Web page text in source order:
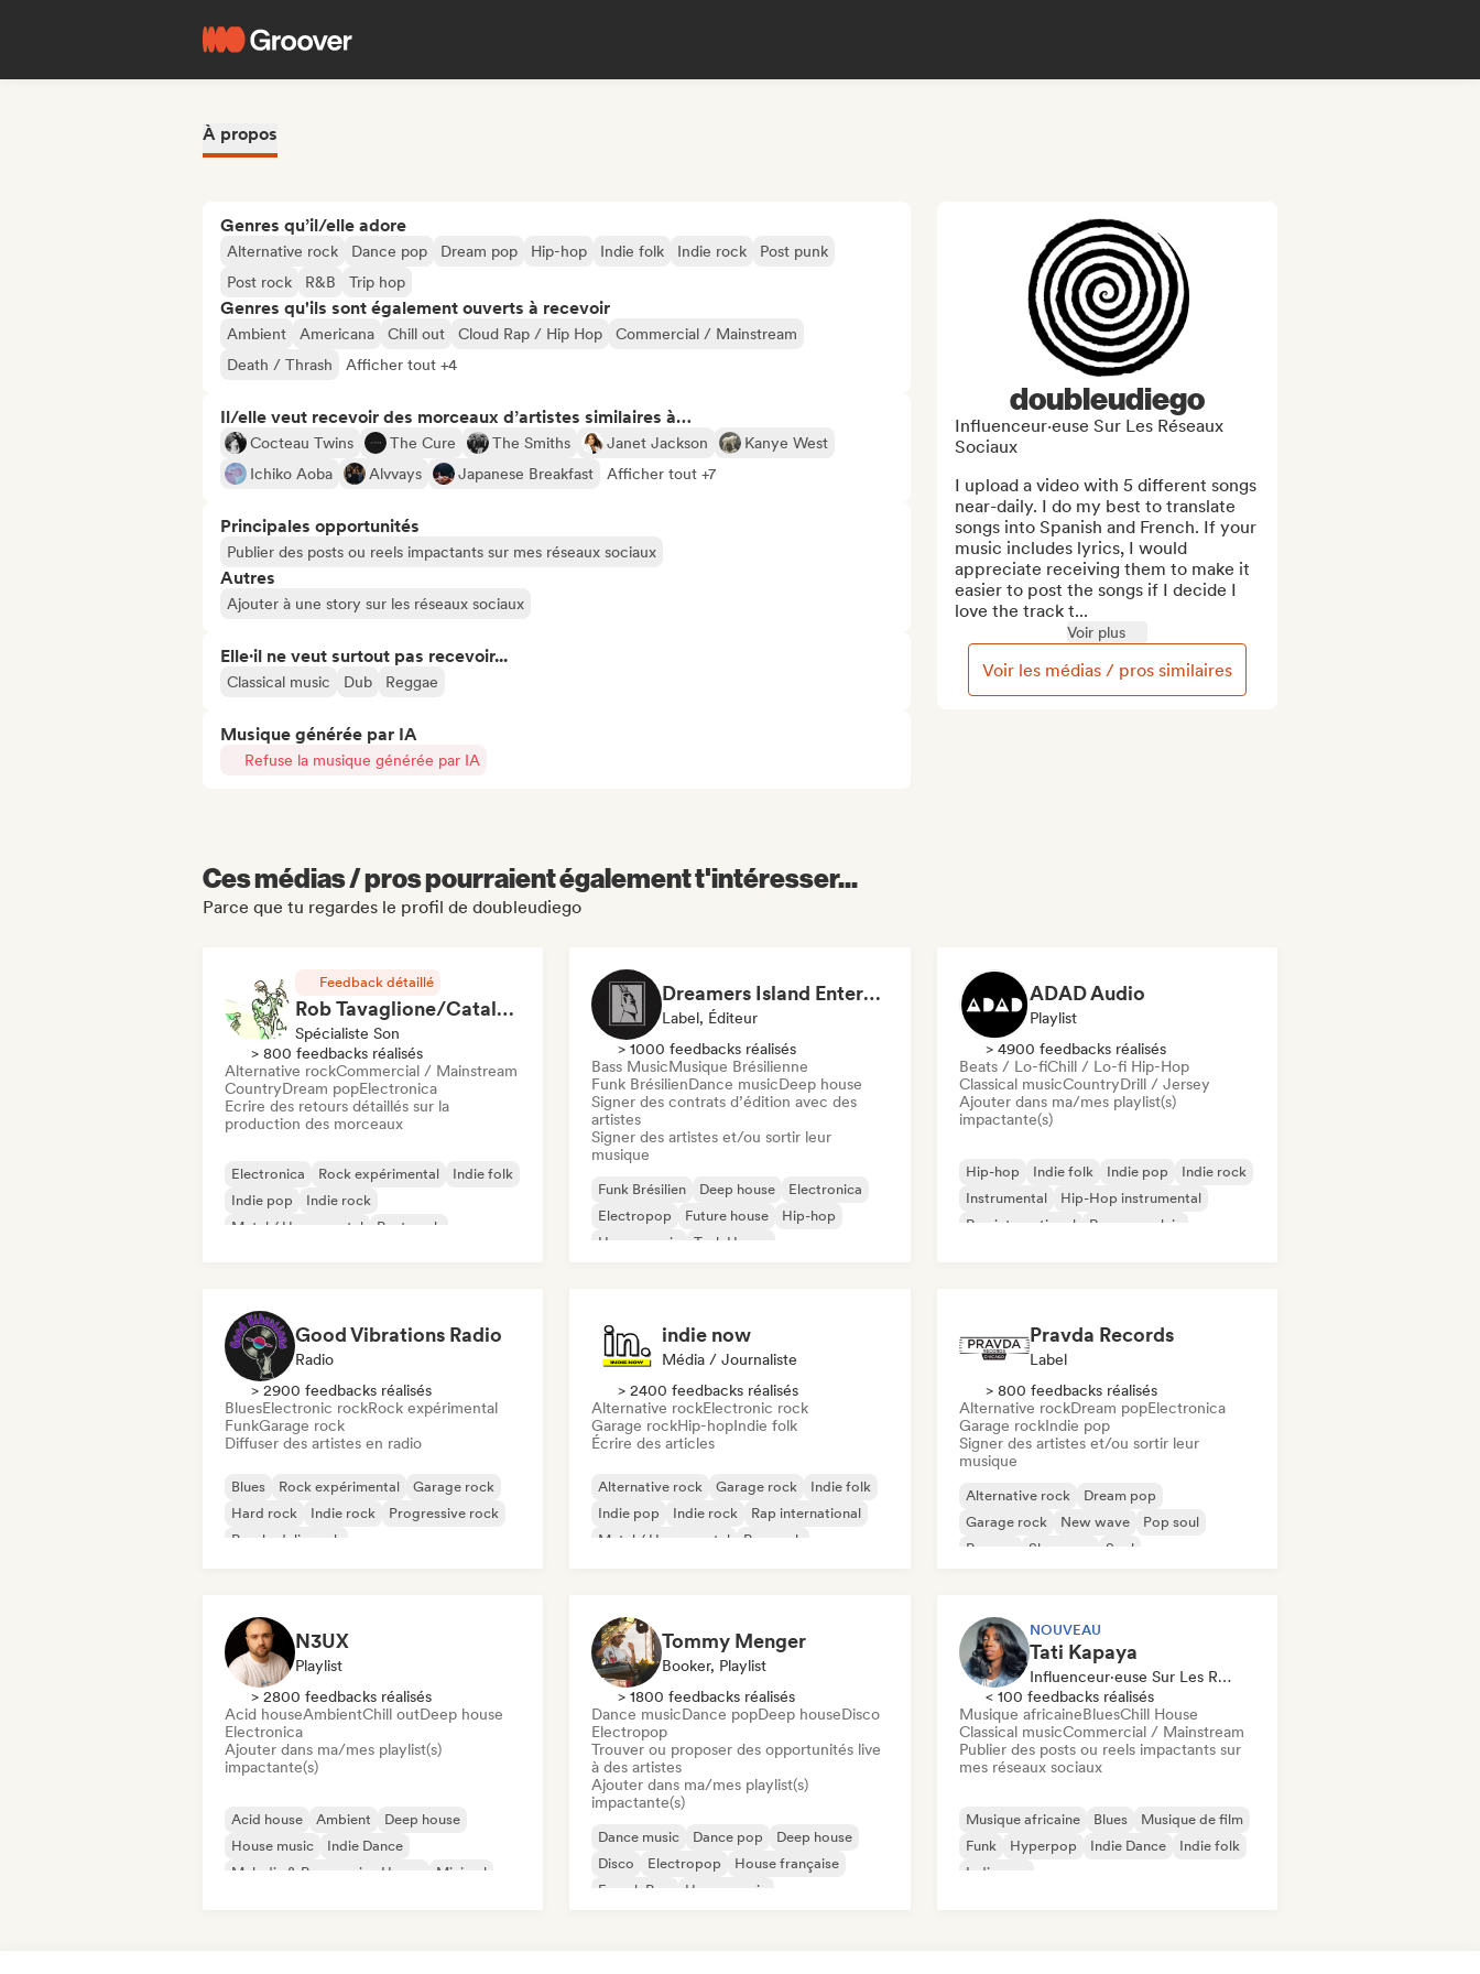
À propos
Genres qu’il/elle adore
Alternative rock Dance pop Dream pop Hip-hop Indie folk Indie rock
Post punk
Post rock
R&B Trip hop
Genres qu'ils sont également ouverts à recevoir
Ambient Americana Chill out Cloud Rap / Hip Hop
Commercial / Mainstream
Death / Thrash
Afficher tout +4
Il/elle veut recevoir des morceaux d’artistes similaires à…
Cocteau Twins The Cure The Smiths Janet Jackson
Kanye West
Ichiko Aoba
Alvvays Japanese Breakfast Afficher tout +7
Principales opportunités
Publier des posts ou reels impactants sur mes réseaux sociaux
Autres
Ajouter à une story sur les réseaux sociaux
Elle·il ne veut surtout pas recevoir...
Classical music Dub Reggae
Musique générée par IA
Refuse la musique générée par IA
doubleudiego
Influenceur·euse Sur Les Réseaux
Sociaux
I upload a video with 5 different songs
near-daily. I do my best to translate
songs into Spanish and French. If your
music includes lyrics, I would
appreciate receiving them to make it
easier to post the songs if I decide I
love the track t...
Voir plus
Voir les médias / pros similaires
Ces médias / pros pourraient également t'intéresser...
Parce que tu regardes le profil de doubleudiego
Feedback détaillé
Rob Tavaglione/Catalyst Recording
Spécialiste Son
> 800 feedbacks réalisés
Alternative rockCommercial / Mainstream
CountryDream popElectronica
Ecrire des retours détaillés sur la
production des morceaux
Electronica Rock expérimental
Indie folk
Indie pop
Indie rock
Metal / Heavy metal
Post punk
Dreamers Island Entertainment
Label, Éditeur
> 1000 feedbacks réalisés
Bass MusicMusique Brésilienne
Funk BrésilienDance musicDeep house
Signer des contrats d’édition avec des
artistes
Signer des artistes et/ou sortir leur
musique
Funk Brésilien Deep house
Electronica
Electropop
Future house
Hip-hop
House music
Tech House
ADAD Audio
Playlist
> 4900 feedbacks réalisés
Beats / Lo-fiChill / Lo-fi Hip-Hop
Classical musicCountryDrill / Jersey
Ajouter dans ma/mes playlist(s)
impactante(s)
Hip-hop Indie folk Indie pop
Indie rock
Instrumental
Hip-Hop instrumental
Rap international
Rap en anglais
Good Vibrations Radio
Radio
> 2900 feedbacks réalisés
BluesElectronic rockRock expérimental
FunkGarage rock
Diffuser des artistes en radio
Blues Rock expérimental
Garage rock
Hard rock
Indie rock
Progressive rock
Psychedelic rock
indie now
Média / Journaliste
> 2400 feedbacks réalisés
Alternative rockElectronic rock
Garage rockHip-hopIndie folk
Écrire des articles
Alternative rock Garage rock
Indie folk
Indie pop
Indie rock
Rap international
Metal / Heavy metal
Pop rock
Pravda Records
Label
> 800 feedbacks réalisés
Alternative rockDream popElectronica
Garage rockIndie pop
Signer des artistes et/ou sortir leur
musique
Alternative rock
Dream pop
Garage rock
New wave
Pop soul
Reggae
Shoegaze Soul
N3UX
Playlist
> 2800 feedbacks réalisés
Acid houseAmbientChill outDeep house
Electronica
Ajouter dans ma/mes playlist(s)
impactante(s)
Acid house Ambient
Deep house
House music
Indie Dance
Melodic & Progressive House
Minimal
Tommy Menger
Booker, Playlist
> 1800 feedbacks réalisés
Dance musicDance popDeep houseDisco
Electropop
Trouver ou proposer des opportunités live
à des artistes
Ajouter dans ma/mes playlist(s)
impactante(s)
Dance music Dance pop
Deep house
Disco
Electropop
House française
French Pop
House music
NOUVEAU
Tati Kapaya
Influenceur·euse Sur Les Réseaux Sociaux
< 100 feedbacks réalisés
Musique africaineBluesChill House
Classical musicCommercial / Mainstream
Publier des posts ou reels impactants sur
mes réseaux sociaux
Musique africaine Blues
Musique de film
Funk
Hyperpop Indie Dance
Indie folk
Indie pop